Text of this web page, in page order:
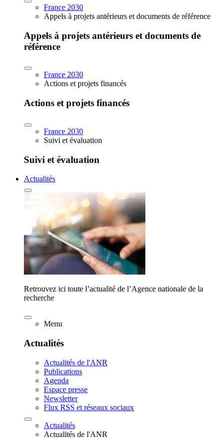
France 2030
Appels à projets antérieurs et documents de référence
Appels à projets antérieurs et documents de
référence
France 2030
Actions et projets financés
Actions et projets financés
France 2030
Suivi et évaluation
Suivi et évaluation
Actualités
Retrouvez ici toute l’actualité de l’Agence nationale de la
recherche
Menu
Actualités
Actualités de l'ANR
Publications
Agenda
Espace presse
Newsletter
Flux RSS et réseaux sociaux
Actualités
Actualités de l'ANR